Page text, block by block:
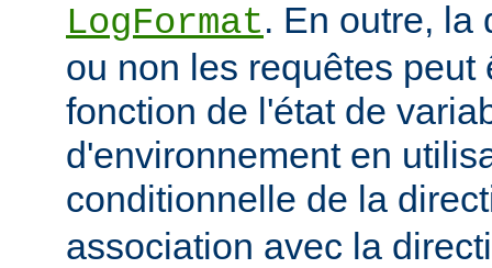
LogFormat. En outre, la
ou non les requêtes peut
fonction de l'état de
d'environnement en
conditionnelle de la
association avec la